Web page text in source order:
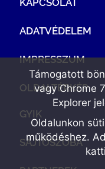
ADATVÉDELEM
IMPRESSZUM
OLDALTÉRKÉP
GYIK
SAJTÓSZOBA
Támogatott
vagy Chrome
Explorer
Oldalunkon
működéshez.